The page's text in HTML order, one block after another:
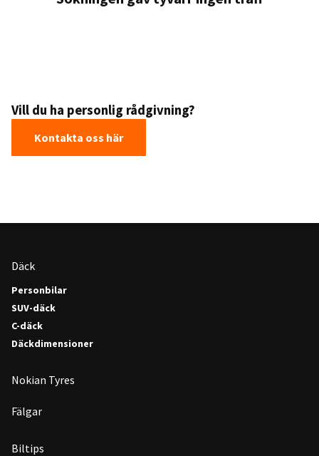
Vill du ha personlig rådgivning?
Kontakta oss här
Däck
Personbilar
SUV-däck
C-däck
Däckdimensioner
Nokian Tyres
Fälgar
Biltips